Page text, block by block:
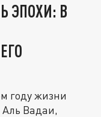
ЭПОХИ: В
году жизни
Вадаи,